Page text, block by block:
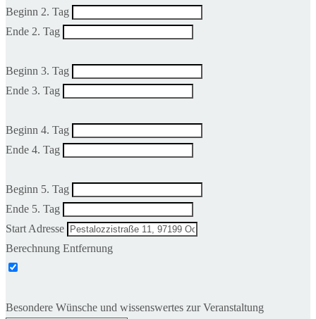
Beginn 2. Tag
Ende 2. Tag
Beginn 3. Tag
Ende 3. Tag
Beginn 4. Tag
Ende 4. Tag
Beginn 5. Tag
Ende 5. Tag
Start Adresse
Berechnung Entfernung
Besondere Wünsche und wissenswertes zur Veranstaltung